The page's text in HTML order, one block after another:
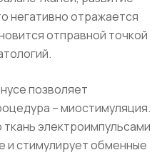
негативно отражается
отправной точкой
позволяет
– миостимуляция.
электроимпульсами
и стимулирует обменные